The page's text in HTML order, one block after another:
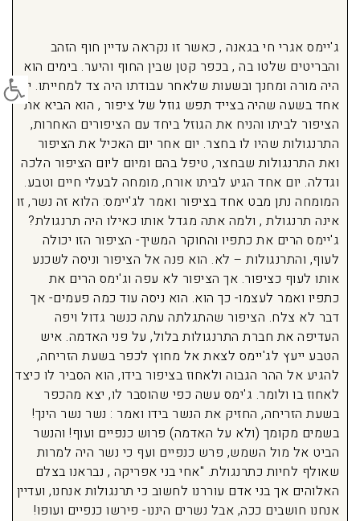
פתח
ג'יימס אגרי חי בגאנה , כאשר זו נקראה עדיין חוף הזהב
והבריטים שלטו בה , בכפר קטן שבין החוף והיער. בימים הוא
היה מורה ומחנך ובשעות שלאחר עבודתו היה צד למחייתו. יום
אחד בשעה שהיה בצייד תפש גוזל של ציפור , הוא הביא את
הציפור לביתו והניח את הגוזל ביחד עם הציפורים האחרות,
התרנגולות שהיו לו בחצר. יום אחר יום האכיל את הציפור
ואת התרנגולות שבחצר, טיפל בהם ומיום ליום הציפור הלכה
וגדלה. יום אחד הגיע לביתו אורח, מומחה לבעלי חיים וטבע.
המומחה נתן מבט אחד בציפור ואמר לג'יימס: הלוא זה נשר, זו
אינה תרנגולת , ולמה אתה מגדל אותו כאילו היה תרנגולת?
ג'יימס הרים את כתפיו והחוקר המשיך- הציפור הזו יכולה
לעוף, והתרנגולות – לא. הוא פנה אל הציפור וניסה לשכנע
אותו לעוף כציפור. אך הציפור לא עפה וג'ימס הרים את
כתפיו ואמר לעצמו- כך הוא. הוא ניסה עוד כמה פעמים- אך
דבר לא צלח. הציפור שהתגלתה עתה כנשר גדול ויפה
העדיפה את חברת התרנגולות בלול, על פני האדמה. איש
הטבע ייעץ לג'יימס לצאת אל מחוץ לכפר בשעת הזריחה,
להגיע אל ההר הגבוה ולאחוז בציפור בידו, הוא הסביר לו כיצד
לאחוז בו ולומר. ג'ימס עשה כפי שהוסבר לו, יצא מהכפר
בשעת הזריחה, החזיק את הנשר בידו ואמר : נשר נשר הינך!
בשמים מקומך (ולא על האדמה) פרוש כנפיים ועוף! והנשר
הביט אל מול השמש, פרש כנפיים ועף כי נשר היה למרות
שאולף לחיות כתרנגולת. "אחי בני אפריקה , נבראנו בצלם
האלוהים אך בני אדם עוררנו לחשוב כי תרנגולות אנחנו, ועדיין
אנחנו חושבים ככה, אבל נשרים היננו- פירשו כנפיים ועופו!